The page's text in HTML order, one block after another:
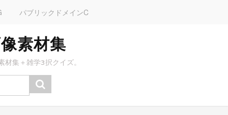
パブリックドメインC
素材集
集＋雑学3択クイズ。